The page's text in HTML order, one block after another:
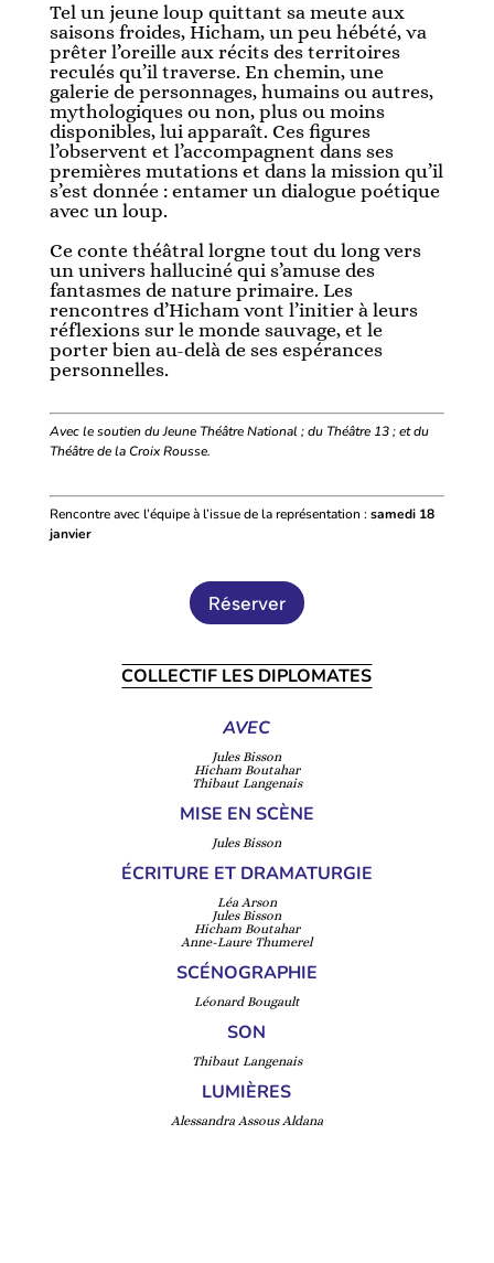
Tel un jeune loup quittant sa meute aux
saisons froides, Hicham, un peu hébété, va
prêter l’oreille aux récits des territoires
reculés qu’il traverse. En chemin, une
galerie de personnages, humains ou autres,
mythologiques ou non, plus ou moins
disponibles, lui apparaît. Ces figures
l’observent et l’accompagnent dans ses
premières mutations et dans la mission qu’il
s’est donnée : entamer un dialogue poétique
avec un loup.
Ce conte théâtral lorgne tout du long vers
un univers halluciné qui s’amuse des
fantasmes de nature primaire. Les
rencontres d’Hicham vont l’initier à leurs
réflexions sur le monde sauvage, et le
porter bien au-delà de ses espérances
personnelles.
Avec le soutien du Jeune Théâtre National ; du Théâtre 13 ; et du
Théâtre de la Croix Rousse.
Rencontre avec l’équipe à l’issue de la représentation : samedi 18
janvier
Réserver
COLLECTIF LES DIPLOMATES
AVEC
Jules Bisson
Hicham Boutahar
Thibaut Langenais
MISE EN SCÈNE
Jules Bisson
ÉCRITURE ET DRAMATURGIE
Léa Arson
Jules Bisson
Hicham Boutahar
Anne-Laure Thumerel
SCÉNOGRAPHIE
Léonard Bougault
SON
Thibaut Langenais
LUMIÈRES
Alessandra Assous Aldana